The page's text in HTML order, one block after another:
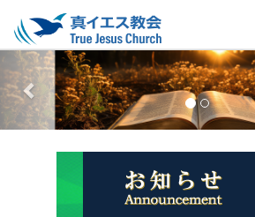
Previous